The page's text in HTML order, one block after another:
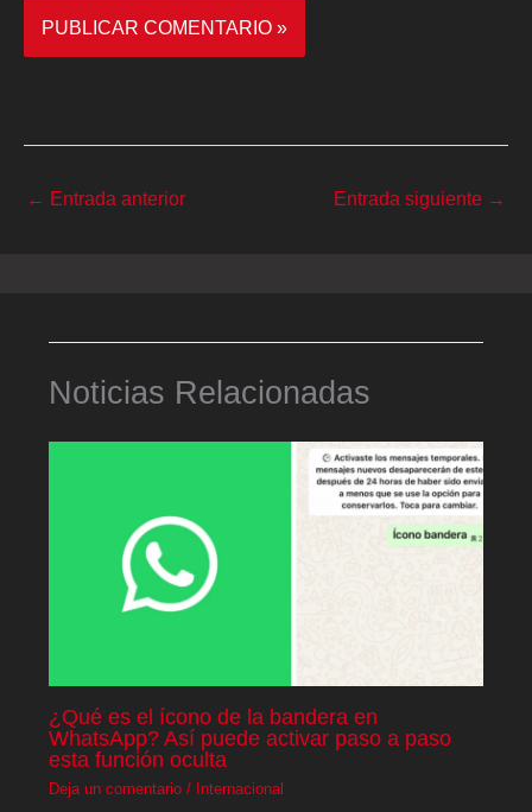
← Entrada anterior Entrada siguiente →
Noticias Relacionadas
¿Qué es el ícono de la bandera en
WhatsApp? Así puede activar paso a paso
esta función oculta
Deja un comentario / Internacional